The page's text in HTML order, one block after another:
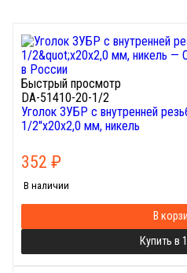
Быстрый просмотр
DA-51410-20-1/2
Уголок ЗУБР с внутренней
1/2"х20х2,0 мм, никель
352 ₽
В наличии
В
Купить в